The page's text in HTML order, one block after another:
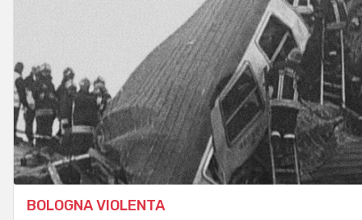
BOLOGNA VIOLENTA